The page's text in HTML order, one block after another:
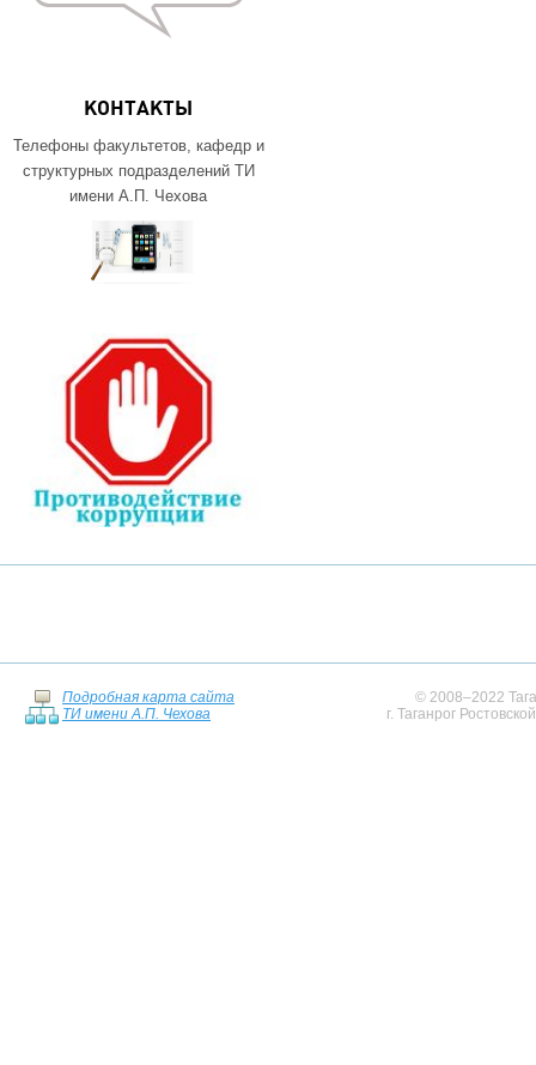
КОНТАКТЫ
Телефоны факультетов, кафедр и
структурных подразделений ТИ
имени А.П. Чехова
Подробная карта сайта
ТИ имени А.П. Чехова
© 2008–2022
г. Таганрог